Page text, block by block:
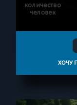
количество
человек
ХОЧУ